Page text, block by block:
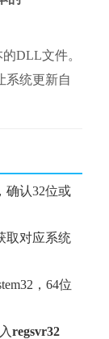
DLL文件。
系统更新自
确认32位或
取对应系统
，64位
regsvr32